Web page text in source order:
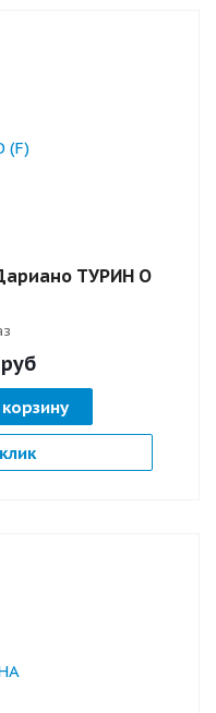
ТУРИН О
руб